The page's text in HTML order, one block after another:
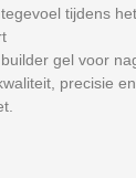
tijdens
gel voor
precisie en